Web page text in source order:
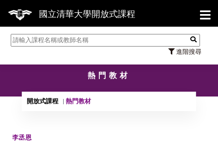
國立清華大學開放式課程
進階搜尋
【7/
熱門教材
開放式課程 熱門教材
李丞恩